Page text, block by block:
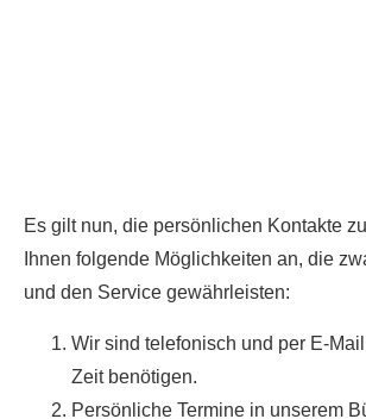
Es gilt nun, die persönlichen Kontakte
Ihnen folgende Möglichkeiten an, die
und den Service gewährleisten:
Wir sind telefonisch und per E-
Zeit benötigen.
Persönliche Termine in unserem